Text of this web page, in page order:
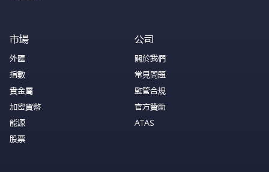
市場
外匯
指數
貴金屬
加密貨幣
能源
股票
公司
關於我們
常見問題
監管合規
官方贊助
ATAS